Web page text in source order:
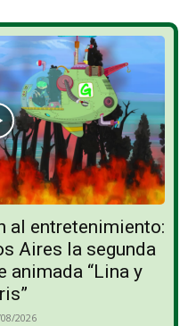
al entretenimiento:
Aires la segunda
animada “Lina y
2026